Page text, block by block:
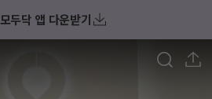
모두닥 앱 다운받기